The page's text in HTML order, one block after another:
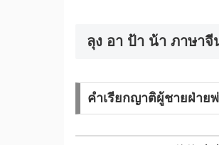
ลุง อา ป้า น้า ภาษาจี
คำเรียกญาติผู้ชายฝ่าย